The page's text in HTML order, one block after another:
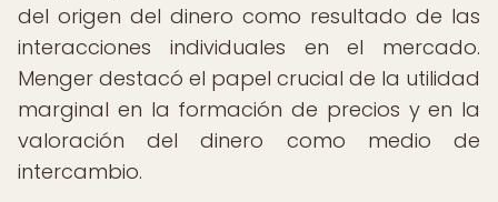
del origen del dinero como resultado de las
interacciones individuales en el mercado.
Menger destacó el papel crucial de la utilidad
marginal en la formación de precios y en la
valoración del dinero como medio de
intercambio.